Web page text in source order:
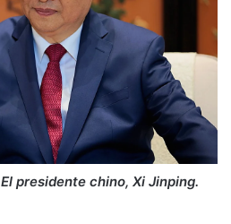
El presidente chino, Xi Jinping.